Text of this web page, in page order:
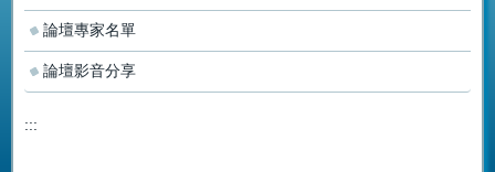
論壇專家名單
論壇影音分享
:::